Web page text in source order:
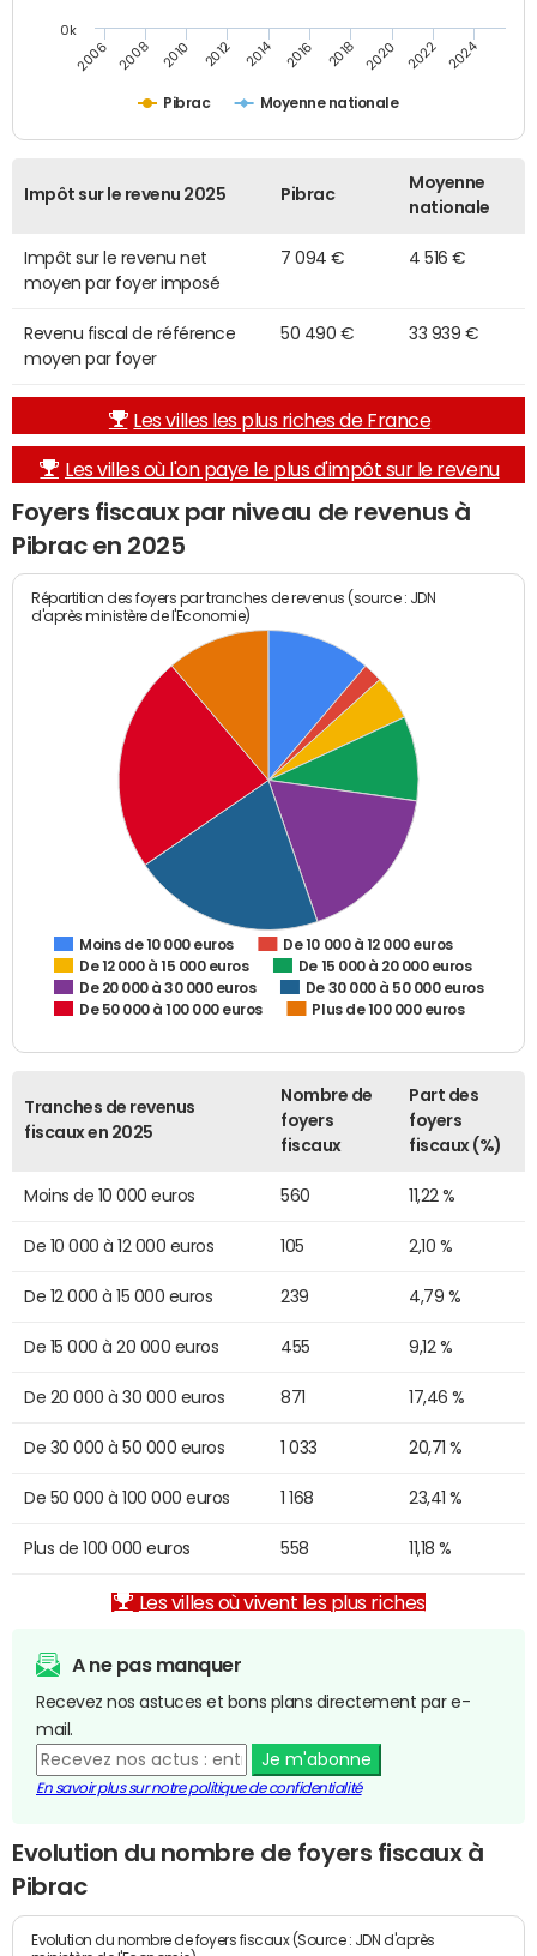
Pibrac Moyenne nationale
2006 2008 2010 2012 2014 2016 2018 2020 2022 2024
0k
Impôt sur le revenu 2025 Pibrac
Moyenne
nationale
Impôt sur le revenu net
moyen par foyer imposé
7 094 € 4 516 €
Revenu fiscal de référence
moyen par foyer
50 490 € 33 939 €
Les villes les plus riches de France
Les villes où l'on paye le plus d'impôt sur le revenu
Foyers fiscaux par niveau de revenus à
Pibrac en 2025
Répartition des foyers par tranches de revenus (source : JDN
d'après ministère de l'Economie)
Moins de 10 000 euros
De 10 000 à 12 000 euros
De 12 000 à 15 000 euros
De 15 000 à 20 000 euros
De 20 000 à 30 000 euros
De 30 000 à 50 000 euros
De 50 000 à 100 000 euros
Plus de 100 000 euros
Tranches de revenus
fiscaux en 2025
Nombre de
foyers
fiscaux
Part des
foyers
fiscaux (%)
Moins de 10 000 euros 560 11,22 %
De 10 000 à 12 000 euros 105 2,10 %
De 12 000 à 15 000 euros 239 4,79 %
De 15 000 à 20 000 euros 455 9,12 %
De 20 000 à 30 000 euros 871 17,46 %
De 30 000 à 50 000 euros 1 033 20,71 %
De 50 000 à 100 000 euros 1 168 23,41 %
Plus de 100 000 euros 558 11,18 %
Les villes où vivent les plus riches
A ne pas manquer
Recevez nos astuces et bons plans directement par e-
mail.
Je m'abonne
En savoir plus sur notre politique de confidentialité
Evolution du nombre de foyers fiscaux à
Pibrac
Evolution du nombre de foyers fiscaux (Source : JDN d'après